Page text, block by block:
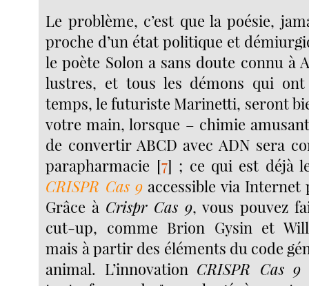
Le problème, c’est que la poésie,
proche d’un état politique et
le poète Solon a sans doute connu à
lustres, et tous les démons qui ont
temps, le futuriste Marinetti, seront
votre main, lorsque – chimie
de convertir ABCD avec ADN sera
parapharmacie [7] ; ce qui est déjà
CRISPR Cas 9accessible via Internet
Grâce à Crispr Cas 9, vous pouvez
cut-up, comme Brion Gysin et
mais à partir des éléments du code
animal. L’innovation CRISPR Cas 9